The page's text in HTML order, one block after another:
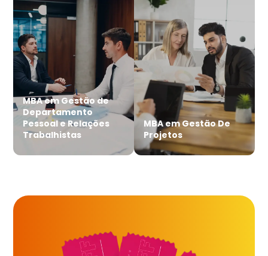
MBA em Gestão de
Departamento
Pessoal e Relações
Trabalhistas
MBA em Gestão De
Projetos